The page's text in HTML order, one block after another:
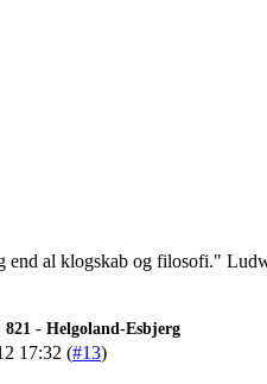
end al klogskab og filosofi."
- Helgoland-Esbjerg
17:32 (#13)